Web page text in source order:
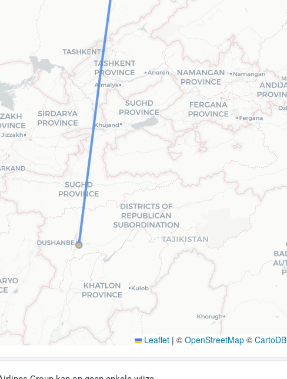
Leaflet | © OpenStreetMap© CartoDB